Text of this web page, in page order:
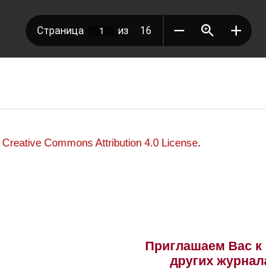
Creative Commons Attribution 4.0 License.
Приглашаем Вас к
других